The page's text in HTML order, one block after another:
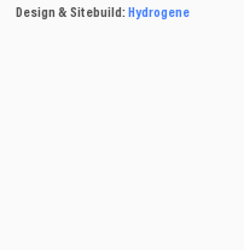
Design & Sitebuild: Hydrogene